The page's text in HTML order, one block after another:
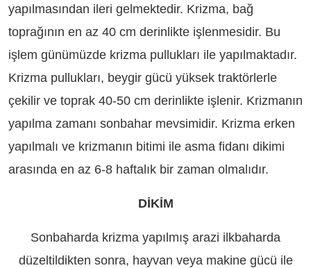
yapılmasından ileri gelmektedir. Krizma, bağ
toprağının en az 40 cm derinlikte işlenmesidir. Bu
işlem günümüzde krizma pullukları ile yapılmaktadır.
Krizma pullukları, beygir gücü yüksek traktörlerle
çekilir ve toprak 40-50 cm derinlikte işlenir. Krizmanın
yapılma zamanı sonbahar mevsimidir. Krizma erken
yapılmalı ve krizmanın bitimi ile asma fidanı dikimi
arasında en az 6-8 haftalık bir zaman olmalıdır.
DİKİM
Sonbaharda krizma yapılmış arazi ilkbaharda
düzeltildikten sonra, hayvan veya makine gücü ile